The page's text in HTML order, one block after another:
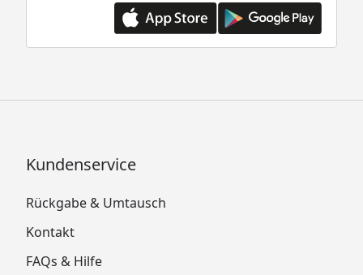
Kundenservice
Rückgabe & Umtausch
Kontakt
FAQs & Hilfe